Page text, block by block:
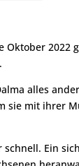
Oktober
alles
sie mit ihrer
Ein